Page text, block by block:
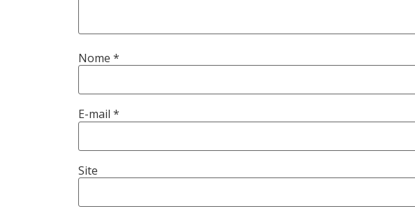
Nome *
E-mail *
Site